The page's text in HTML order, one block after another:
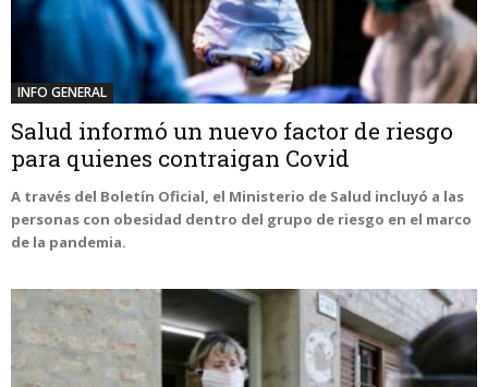
INFO GENERAL
Salud informó un nuevo factor de riesgo
para quienes contraigan Covid
A través del Boletín Oficial, el Ministerio de Salud incluyó a las
personas con obesidad dentro del grupo de riesgo en el marco
de la pandemia.